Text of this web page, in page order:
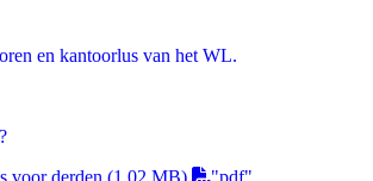
en kantoorlus van het WL.